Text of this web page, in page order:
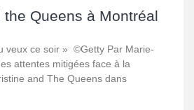
the Queens à Montréal
veux ce soir » ©Getty Par Marie-
attentes mitigées face à la
and The Queens dans